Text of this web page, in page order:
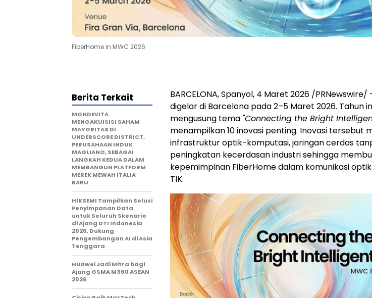
FiberHome in MWC 2026
BARCELONA, Spanyol, 4 Maret 2026 /
digelar di Barcelona pada 2–5 Maret 2026. Tahun
mengusung tema "Connecting the Bright
menampilkan 10 inovasi penting. Inovasi tersebut
infrastruktur optik-komputasi, jaringan cerdas
peningkatan kecerdasan industri sehingga
kepemimpinan FiberHome dalam komunikasi
TIK.
Berita Terkait
MONDEVITA
MENGAKUISISI SAHAM
MAYORITAS DI
UNDERSCORE DISTRICT,
PERUSAHAAN INDUK
MAGLIANO, SEBAGAI
LANGKAH KEDUA DALAM
MEMBANGUN PLATFORM
MEREK MEWAH ITALIA
BARU
HIKSEMI Tampilkan Solusi
Penyimpanan Data
untuk Seluruh Skenario
di Ajang DTI Indonesia
2026, Dukung
Pengembangan AI di Asia
Tenggara
Huawei Jadi Mitra bagi
Ajang GSMA M360 ASEAN
2026